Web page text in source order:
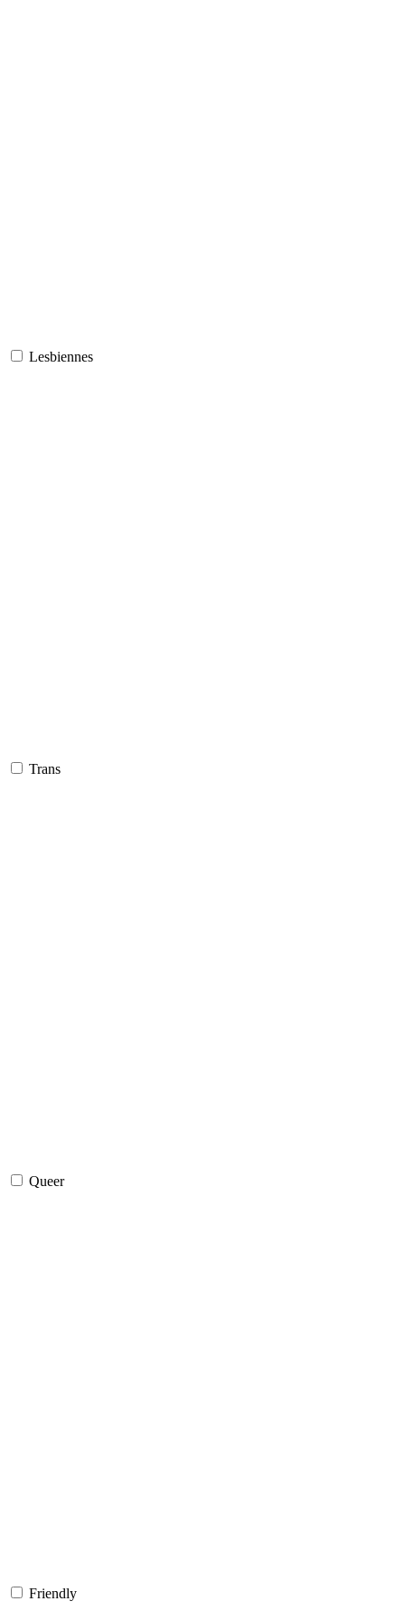
Lesbiennes
Trans
Queer
Friendly